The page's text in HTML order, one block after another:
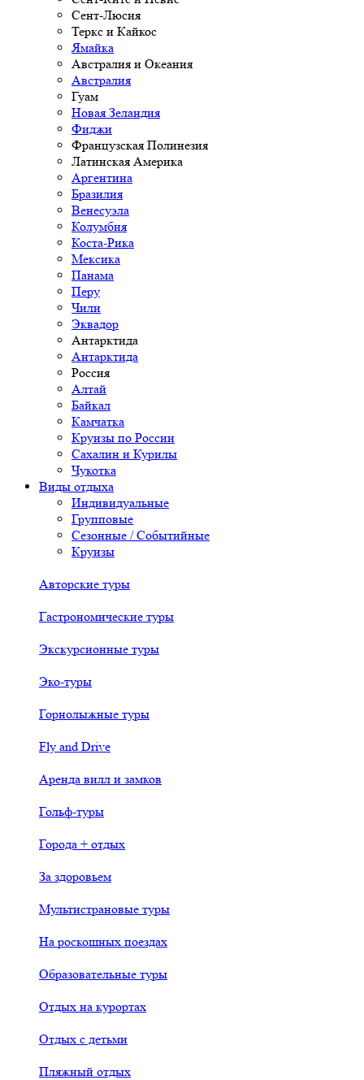
Сент-Люсия
Теркс и Кайкос
Ямайка
Австралия и Океания
Австралия
Гуам
Новая Зеландия
Фиджи
Французская Полинезия
Латинская Америка
Аргентина
Бразилия
Венесуэла
Колумбия
Коста-Рика
Мексика
Панама
Перу
Чили
Эквадор
Антарктида
Антарктида
Россия
Алтай
Байкал
Камчатка
Круизы по России
Сахалин и Курилы
Чукотка
Виды отдыха
Индивидуальные
Групповые
Сезонные / Событийные
Круизы
Авторские туры
Гастрономические туры
Экскурсионные туры
Эко-туры
Горнолыжные туры
Fly and Drive
Аренда вилл и замков
Гольф-туры
Города + отдых
За здоровьем
Мультистрановые туры
На роскошных поездах
Образовательные туры
Отдых на курортах
Отдых с детьми
Пляжный отдых